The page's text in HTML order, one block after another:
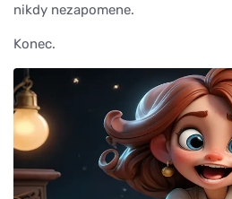
nikdy nezapomene.
Konec.